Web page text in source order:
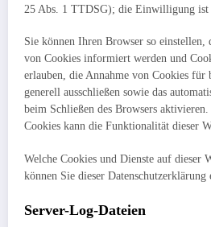
25 Abs. 1 TTDSG); die Einwilligung ist
Sie können Ihren Browser so einstellen,
von Cookies informiert werden und
erlauben, die Annahme von Cookies für
generell ausschließen sowie das
beim Schließen des Browsers
Cookies kann die Funktionalität dieser
Welche Cookies und Dienste auf dieser
können Sie dieser Datenschutzerklärung
Server-Log-Dateien